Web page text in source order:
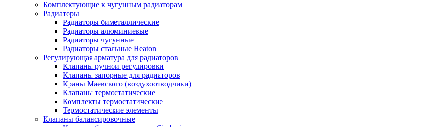
Комплектующие к чугунным радиаторам
Радиаторы
Радиаторы биметаллические
Радиаторы алюминиевые
Радиаторы чугунные
Радиаторы стальные Heaton
Регулирующая арматура для радиаторов
Клапаны ручной регулировки
Клапаны запорные для радиаторов
Краны Маевского (воздухоотводчики)
Клапаны термостатические
Комплекты термостатические
Термостатические элементы
Клапаны балансировочные